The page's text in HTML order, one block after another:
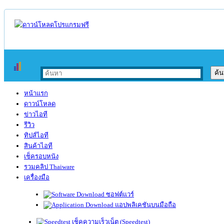
หน้าแรก
ดาวน์โหลด
ข่าวไอที
รีวิว
ทิปส์ไอที
สินค้าไอที
เช็ครอบหนัง
รวมคลิป Thaiware
เครื่องมือ
ซอฟต์แวร์
แอปพลิเคชันบนมือถือ
เช็คความเร็วเน็ต (Speedtest)